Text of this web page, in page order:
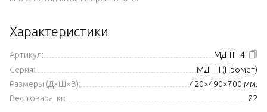
Характеристики
Артикул:
МД ТП-4
Серия:
МД ТП (Промет)
Размеры (Д×Ш×В):
420×490×700 мм.
Вес товара, кг:
22